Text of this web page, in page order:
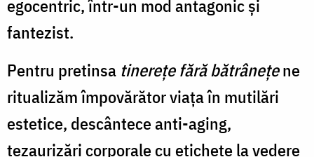
egocentric, într-un mod antagonic şi
fantezist.
Pentru pretinsa tinereţe fără bătrâneţene
ritualizăm împovărător viaţa în mutilări
estetice, descântece anti-aging,
tezaurizări corporale cu etichete la vedere